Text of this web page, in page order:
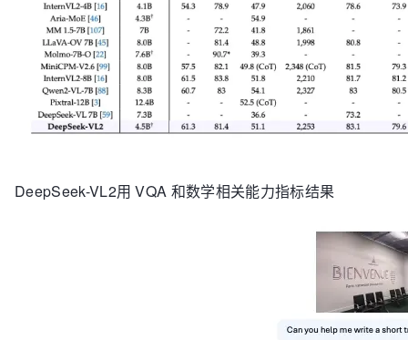
DeepSeek-VL2用 VQA 和数学相关能力指标结果